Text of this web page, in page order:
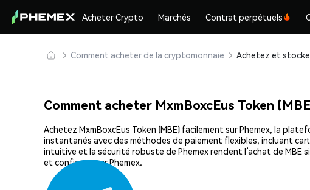
Acheter Crypto Marchés Contrat perpétuels
Comment acheter de la cryptomonnaie
Comment acheter MxmBoxcEus Token
Achetez MxmBoxcEus Token (MBE) facilement sur Phemex, la
instantanés avec des méthodes de paiement flexibles, incluant
intuitive et la sécurité robuste de Phemex rendent l’achat de
et confiance sur Phemex.